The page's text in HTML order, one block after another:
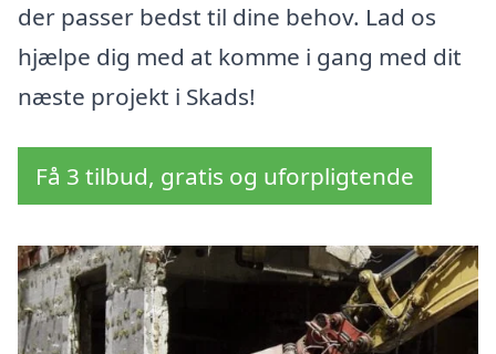
der passer bedst til dine behov. Lad os
hjælpe dig med at komme i gang med dit
næste projekt i Skads!
Få 3 tilbud, gratis og uforpligtende